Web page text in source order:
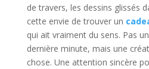
de travers, les dessins glissés
cette envie de trouver un
qui ait vraiment du sens. Pas
dernière minute, mais une
chose. Une attention sincère